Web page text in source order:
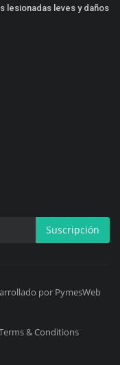
lesionadas leves y daños
Suscripción
por PymesWeb
& Conditions